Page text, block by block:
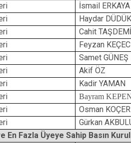
İsmail ERKAYA
Haydar
Cahit
Feyzan
Samet GÜNEŞ
Akif ÖZ
Kadir YAMAN
Bayram
Osman KOÇER
Gürkan
En Fazla Üyeye Sahip Basın